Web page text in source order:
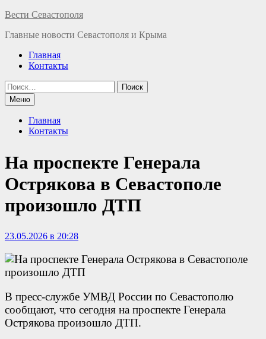
Перейти
содержимому
Вести Севастополя
Главные новости Севастополя и Крыма
Главная
Контакты
Найти:
Меню
Главная
Контакты
На проспекте Генерала
Острякова в Севастополе
произошло ДТП
23.05.2026 в 20:28
В пресс-службе УМВД России по Севастополю
сообщают, что сегодня на проспекте Генерала
Острякова произошло ДТП.